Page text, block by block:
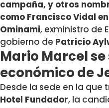
campaña, y otros
como Francisco Vidal
Ominami, exministro de
gobierno de Patricio
Mario Marcel
económico de
Desde la sede en la
Hotel Fundador, la